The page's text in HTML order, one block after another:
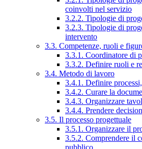
coinvolti nel servizio
3.2.2. Tipologie di
3.2.3. Tipologie di
intervento
3.3. Competenze, ruoli e
3.3.1. Coordinatore di
3.3.2. Definire ruoli e
3.4. Metodo di lavoro
3.4.1. Definire
3.4.2. Curare la
3.4.3. Organizzare
3.4.4. Prendere
3.5. Il processo progettuale
3.5.1. Organizzare il
3.5.2. Comprendere il
pubblico